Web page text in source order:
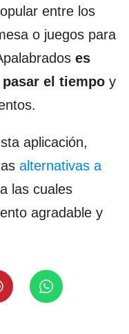
entre los
o juegos para
es
el tiempo y
aplicación,
alternativas a
las cuales
agradable y